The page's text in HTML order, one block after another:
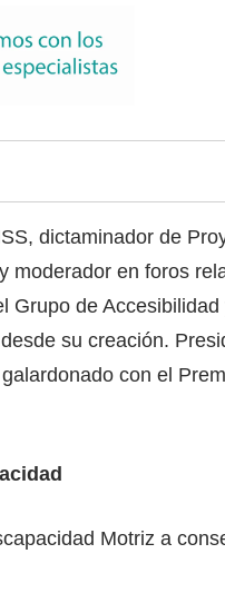
dictaminador de
moderador en foros
Grupo de
su creación.
con el
Motriz a